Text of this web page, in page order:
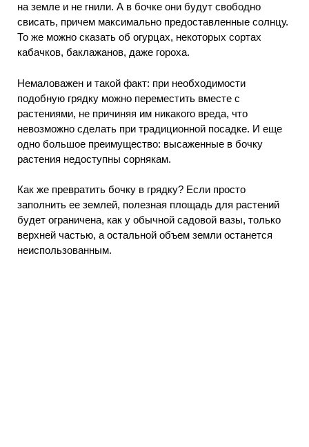
на земле и не гнили. А в бочке они будут свободно
свисать, причем максимально предоставленные солнцу.
То же можно сказать об огурцах, некоторых сортах
кабачков, баклажанов, даже гороха.
Немаловажен и такой факт: при необходимости
подобную грядку можно переместить вместе с
растениями, не причиняя им никакого вреда, что
невозможно сделать при традиционной посадке. И еще
одно большое преимущество: высаженные в бочку
растения недоступны сорнякам.
Как же превратить бочку в грядку? Если просто
заполнить ее землей, полезная площадь для растений
будет ограничена, как у обычной садовой вазы, только
верхней частью, а остальной объем земли останется
неиспользованным.